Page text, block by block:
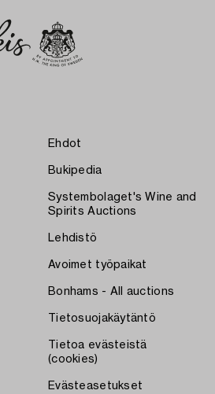
Ehdot
Bukipedia
Systembolaget's Wine and
Spirits Auctions
Lehdistö
Avoimet työpaikat
Bonhams - All auctions
Tietosuojakäytäntö
Tietoa evästeistä
(cookies)
Evästeasetukset